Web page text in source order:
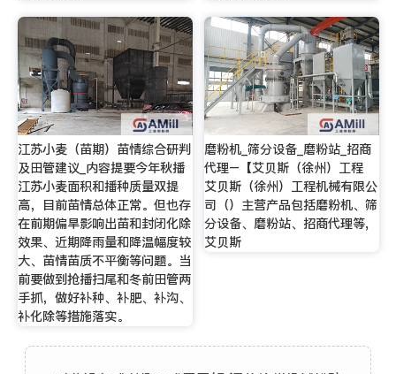
江苏小麦（苗期）苗情综合研判
及田管建议_内容提要今年秋播
江苏小麦面积和播种质量双提
高，目前苗情总体正常。但也存
在前期偏旱影响出苗和封闭化除
效果、近期降雨量和降温幅度较
大、苗情苗质不平衡等问题。当
前要做到抢播扫尾和冬前田管两
手抓，做好补种、补肥、补沟、
补化除等措施落实。
磨粉机_筛分设备_磨粉站_招商
代理–【艾贝斯（徐州）工程
艾贝斯（徐州）工程机械有限公
司（）主营产品包括磨粉机、筛
分设备、磨粉站、招商代理等,
艾贝斯